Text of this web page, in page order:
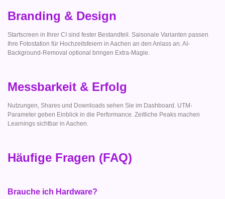
Branding & Design
Startscreen in Ihrer CI sind fester Bestandteil. Saisonale Varianten passen
Ihre Fotostation für Hochzeitsfeiern in Aachen an den Anlass an. AI-
Background-Removal optional bringen Extra-Magie.
Messbarkeit & Erfolg
Nutzungen, Shares und Downloads sehen Sie im Dashboard. UTM-
Parameter geben Einblick in die Performance. Zeitliche Peaks machen
Learnings sichtbar in Aachen.
Häufige Fragen (FAQ)
Brauche ich Hardware?